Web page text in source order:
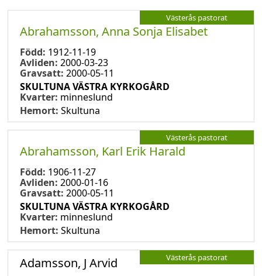
Västerås pastorat
Abrahamsson, Anna Sonja Elisabet
Född: 1912-11-19
Avliden: 2000-03-23
Gravsatt: 2000-05-11
SKULTUNA VÄSTRA KYRKOGÅRD
Kvarter: minneslund
Hemort: Skultuna
Västerås pastorat
Abrahamsson, Karl Erik Harald
Född: 1906-11-27
Avliden: 2000-01-16
Gravsatt: 2000-05-11
SKULTUNA VÄSTRA KYRKOGÅRD
Kvarter: minneslund
Hemort: Skultuna
Västerås pastorat
Adamsson, J Arvid